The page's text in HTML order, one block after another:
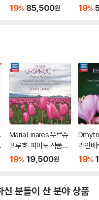
he Complete Solo Pi
19% 85,500원
r of
19%
Maria Linares 우르슈
프루흐: 피아노 작품집
(Urspruch: Piano Wo
19% 19,500원
라인베
품
19%
신 분들이 산 분야 상품